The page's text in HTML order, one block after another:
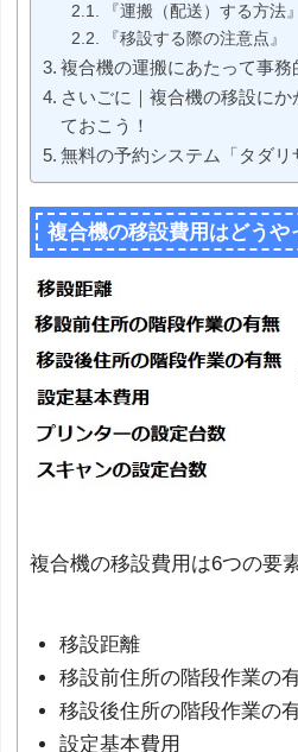
『運搬（配送）する方法』
『移設する際の注意点』
複合機の運搬にあたって事務
さいごに｜複合機の移設に
ておこう！
無料の予約システム「タダリ
複合機の移設費用はどうや
複合機の移設費用は6つの要
移設距離
移設前住所の階段作業の
移設後住所の階段作業の
設定基本費用